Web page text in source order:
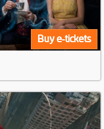
Buy e-tickets